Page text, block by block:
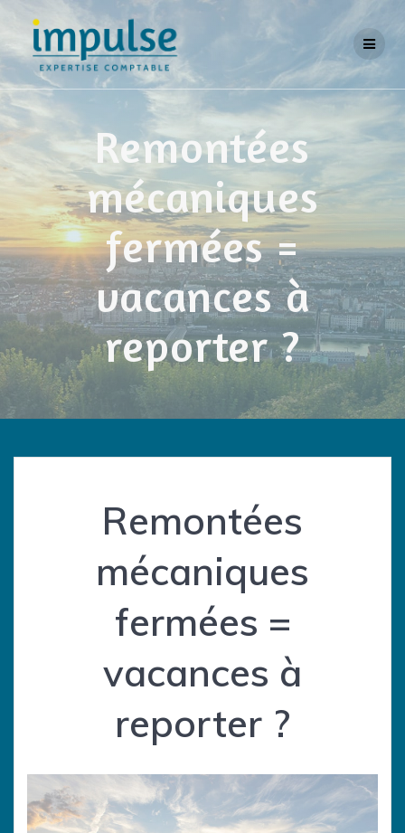
Remontées
mécaniques
fermées =
vacances à
reporter ?
Remontées
mécaniques
fermées =
vacances à
reporter ?